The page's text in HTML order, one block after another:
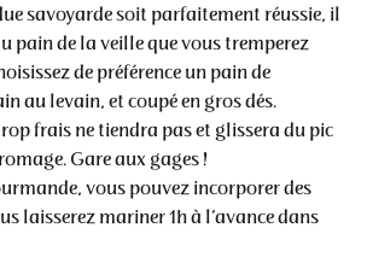
savoyarde soit parfaitement réussie, il
pain de la veille que vous tremperez
de préférence un pain de
au levain, et coupé en gros dés.
frais ne tiendra pas et glissera du pic
Gare aux gages !
vous pouvez incorporer des
laisserez mariner 1h à l’avance dans